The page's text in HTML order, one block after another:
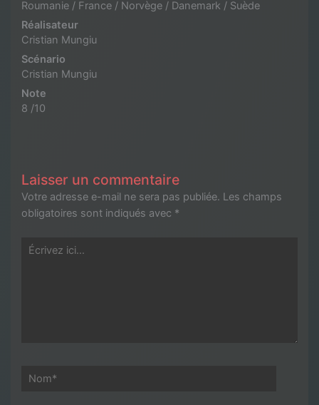
Roumanie / France / Norvège / Danemark / Suède
Réalisateur
Cristian Mungiu
Scénario
Cristian Mungiu
Note
8 /10
Laisser un commentaire
Votre adresse e-mail ne sera pas publiée. Les champs
obligatoires sont indiqués avec *
Écrivez
Nom*